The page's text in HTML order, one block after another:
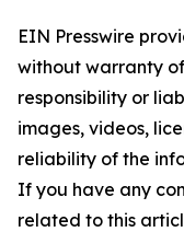
EIN Presswire
without warranty
responsibility or
images, videos,
reliability of the
If you have any
related to this